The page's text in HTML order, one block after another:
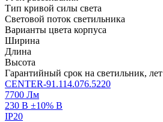
Тип кривой силы света
Световой поток светильника
Варианты цвета корпуса
Ширина
Длина
Высота
Гарантийный срок на светильник, лет
CENTER-91.114.076.5220
7700 Лм
230 В ±10% В
IP20